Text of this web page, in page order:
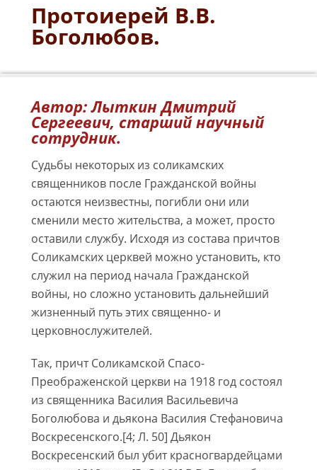
Протоиерей В.В.
Боголюбов.
Автор: Лыткин Дмитрий
Сергеевич, старший научный
сотрудник.
Судьбы некоторых из соликамских
священников после Гражданской войны
остаются неизвестны, погибли они или
сменили место жительства, а может, просто
оставили службу. Исходя из состава причтов
Соликамских церквей можно установить, кто
служил на период начала Гражданской
войны, но сложно установить дальнейший
жизненный путь этих священно- и
церковнослужителей.
Так, причт Соликамской Спасо-
Преображенской церкви на 1918 год состоял
из священника Василия Васильевича
Боголюбова и дьякона Василия Стефановича
Воскресенского.[4; Л. 50] Дьякон
Воскресенский был убит красногвардейцами